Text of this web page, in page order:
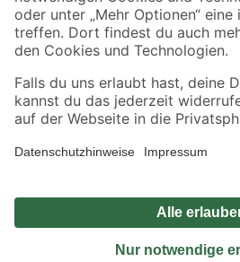
Alle Preisangaben in EUR inkl. gesetzl. MwSt.. Die
Umständen nicht in allen Märkten verfügbar. Die
Produkte nur solange der Vorrat reicht.
*Paketversand ab 59 € versandkostenfrei, gilt nicht für
Privatsphäre Impressum
Nutzungsbedingungen
Widerrufsrecht